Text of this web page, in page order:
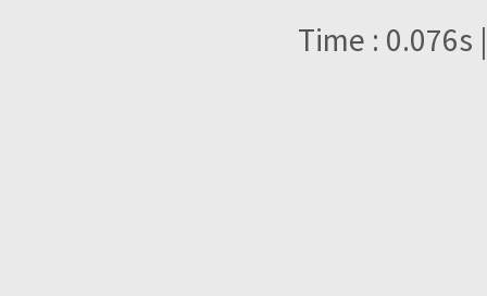
Time : 0.076s